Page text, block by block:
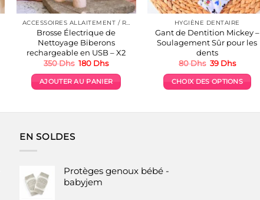
Brosse Électrique de
Nettoyage Biberons
rechargeable en USB – X2
350Dhs Le
initial
était :
180 DhsLe
actuel
est :
AJOUTER AU PANIER
HYGIÈNE DENTAIRE
Gant de Dentition Mickey –
Soulagement Sûr pour les
dents
80Dhs Le
initial
était :
39 DhsLe
actuel
est :
CHOIX DES OPTIONS
EN SOLDES
Protèges genoux bébé -
babyjem